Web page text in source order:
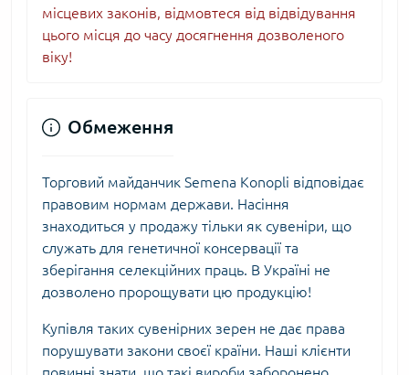
місцевих законів, відмовтеся від відвідування
цього місця до часу досягнення дозволеного
віку!
Обмеження
Торговий майданчик Semena Konopli відповідає
правовим нормам держави. Насіння
знаходиться у продажу тільки як сувеніри, що
служать для генетичної консервації та
зберігання селекційних праць. В Україні не
дозволено пророщувати цю продукцію!
Купівля таких сувенірних зерен не дає права
порушувати закони своєї країни. Наші клієнти